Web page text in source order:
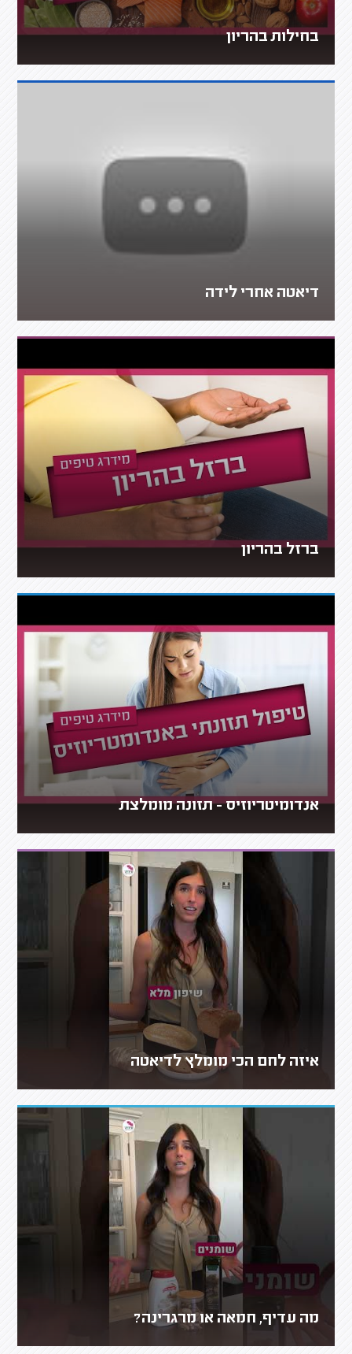
בחילות בהריון
דיאטה אחרי לידה
ברזל בהריון
אנדומיטריוזיס - תזונה מומלצת
איזה לחם הכי מומלץ לדיאטה
מה עדיף, חמאה או מרגרינה?